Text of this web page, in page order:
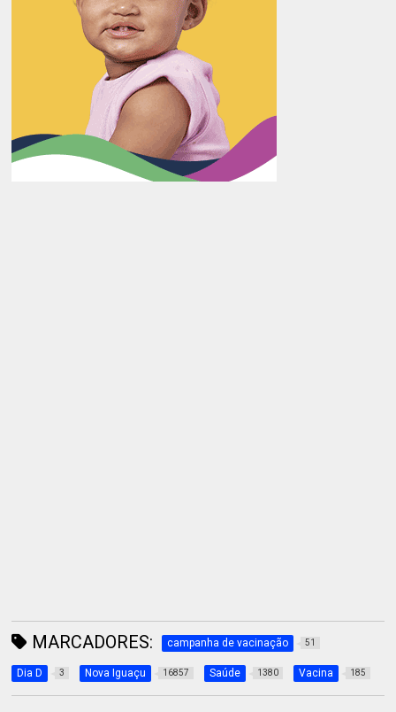
MARCADORES: campanha de vacinação 51
Dia D 3 Nova Iguaçu 16857 Saúde 1380 Vacina 185